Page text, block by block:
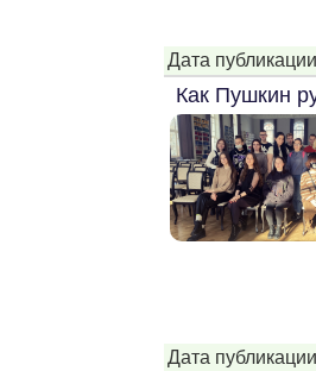
Дата
Как Пушкин
литературный
Дата